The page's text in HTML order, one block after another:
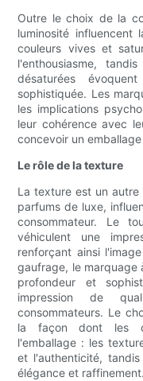
Outre le choix de la
luminosité influencent
couleurs vives et
l'enthousiasme,
désaturées
sophistiquée. Les
les implications
leur cohérence avec
concevoir un
Le rôle de la texture
La texture est un autre
parfums de luxe,
consommateur. Le
véhiculent une
renforçant ainsi
gaufrage, le marquage
profondeur et
impression de
consommateurs. Le
la façon dont les
l'emballage : les
et l'authenticité,
élégance et raffinement.